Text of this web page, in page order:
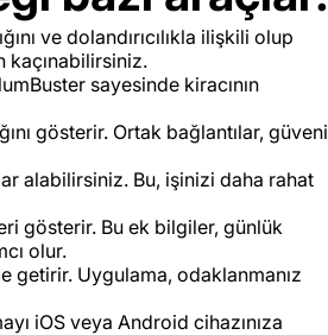
ve dolandırıcılıkla ilişkili olup
kaçınabilirsiniz.
sayesinde kiracının
gösterir. Ortak bağlantılar, güveni
alabilirsiniz. Bu, işinizi daha rahat
gösterir. Bu ek bilgiler, günlük
olur.
getirir. Uygulama, odaklanmanız
iOS veya Android cihazınıza